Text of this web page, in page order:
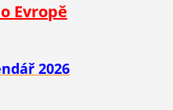
Evropě
2026